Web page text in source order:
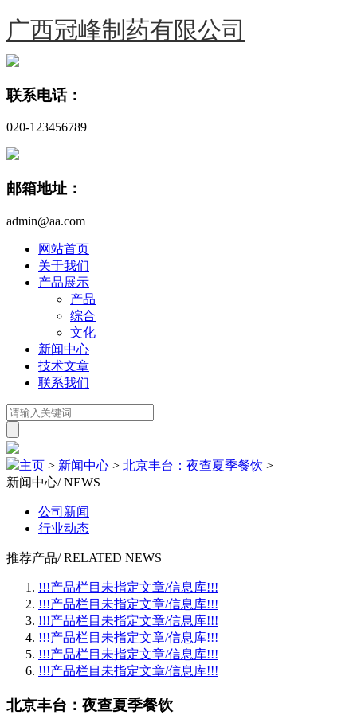
广西冠峰制药有限公司
联系电话：
020-123456789
邮箱地址：
admin@aa.com
网站首页
关于我们
产品展示
产品
综合
文化
新闻中心
技术文章
联系我们
主页 > 新闻中心 > 北京丰台：夜查夏季餐饮 >
新闻中心/ NEWS
公司新闻
行业动态
推荐产品/ RELATED NEWS
!!!产品栏目未指定文章/信息库!!!
!!!产品栏目未指定文章/信息库!!!
!!!产品栏目未指定文章/信息库!!!
!!!产品栏目未指定文章/信息库!!!
!!!产品栏目未指定文章/信息库!!!
!!!产品栏目未指定文章/信息库!!!
北京丰台：夜查夏季餐饮